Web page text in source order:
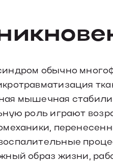
обычно
мышечная
роль играют
образ жизни,